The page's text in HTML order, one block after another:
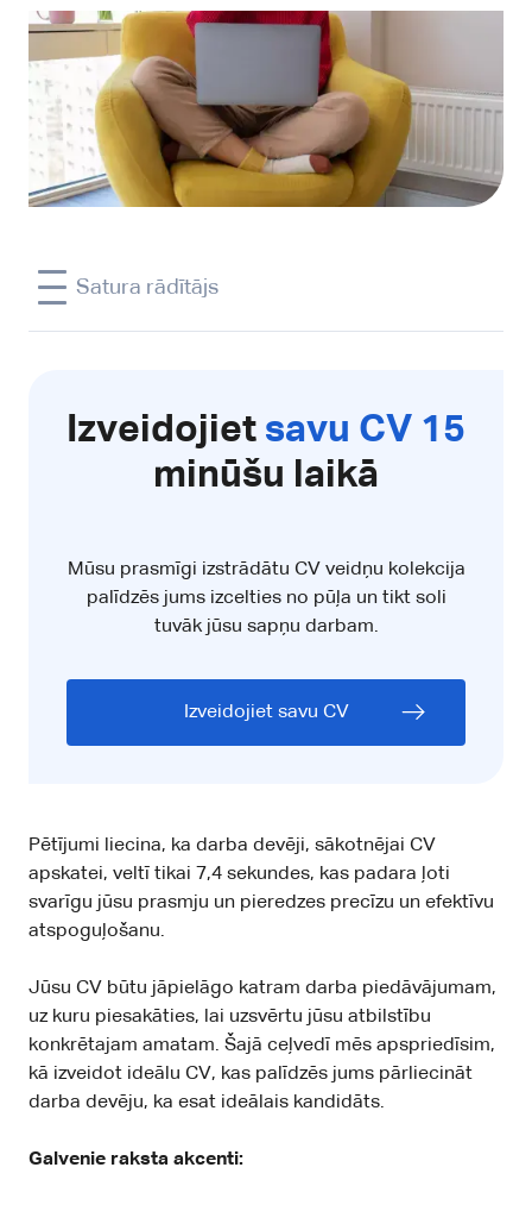
Satura rādītājs
Izveidojiet savu CV 15
minūšu laikā
Mūsu prasmīgi izstrādātu CV veidņu kolekcija
palīdzēs jums izcelties no pūļa un tikt soli
tuvāk jūsu sapņu darbam.
Izveidojiet savu CV
Pētījumi liecina, ka darba devēji, sākotnējai CV
apskatei, veltī tikai 7,4 sekundes, kas padara ļoti
svarīgu jūsu prasmju un pieredzes precīzu un efektīvu
atspoguļošanu.
Jūsu CV būtu jāpielāgo katram darba piedāvājumam,
uz kuru piesakāties, lai uzsvērtu jūsu atbilstību
konkrētajam amatam. Šajā ceļvedī mēs apspriedīsim,
kā izveidot ideālu CV, kas palīdzēs jums pārliecināt
darba devēju, ka esat ideālais kandidāts.
Galvenie raksta akcenti: